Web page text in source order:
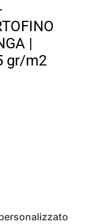
|
gr/m2